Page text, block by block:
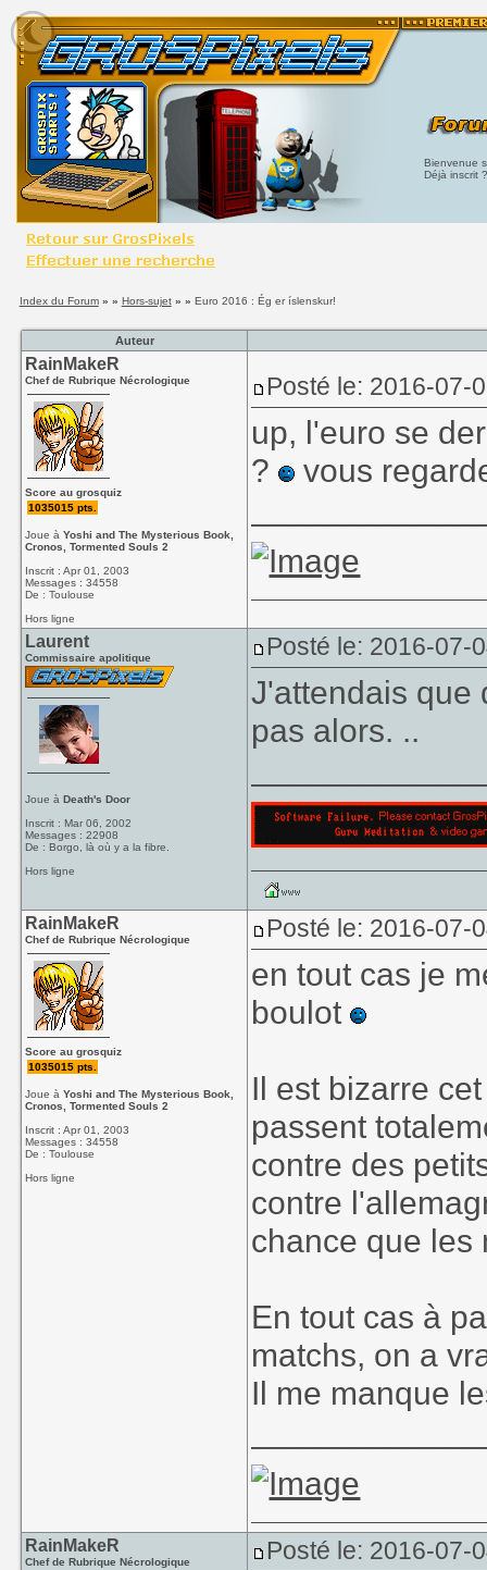
Bienvenue
Déjà inscrit
Index du Forum» » Hors-sujet» » Euro 2016 : Ég er íslenskur!
Auteur
RainMakeR
Chef de Rubrique Nécrologique
Score au grosquiz
1035015 pts.
Joue àYoshi and The Mysterious Book,
Cronos, Tormented Souls 2
Inscrit : Apr 01, 2003
Messages : 34558
De : Toulouse
Hors ligne
Posté le: 2016-07-
up, l'euro se
?
vous
Laurent
Commissaire apolitique
Joue àDeath's Door
Inscrit : Mar 06, 2002
Messages : 22908
De : Borgo, là où y a la fibre.
Hors ligne
Posté le: 2016-07-
J'attendais que
pas alors. ..
RainMakeR
Chef de Rubrique Nécrologique
Score au grosquiz
1035015 pts.
Joue àYoshi and The Mysterious Book,
Cronos, Tormented Souls 2
Inscrit : Apr 01, 2003
Messages : 34558
De : Toulouse
Hors ligne
Posté le: 2016-07-
en tout cas je
boulot
Il est bizarre
passent
contre des
contre
chance que les
En tout cas à
matchs, on a
Il me manque
RainMakeR
Chef de Rubrique Nécrologique Posté le: 2016-07-